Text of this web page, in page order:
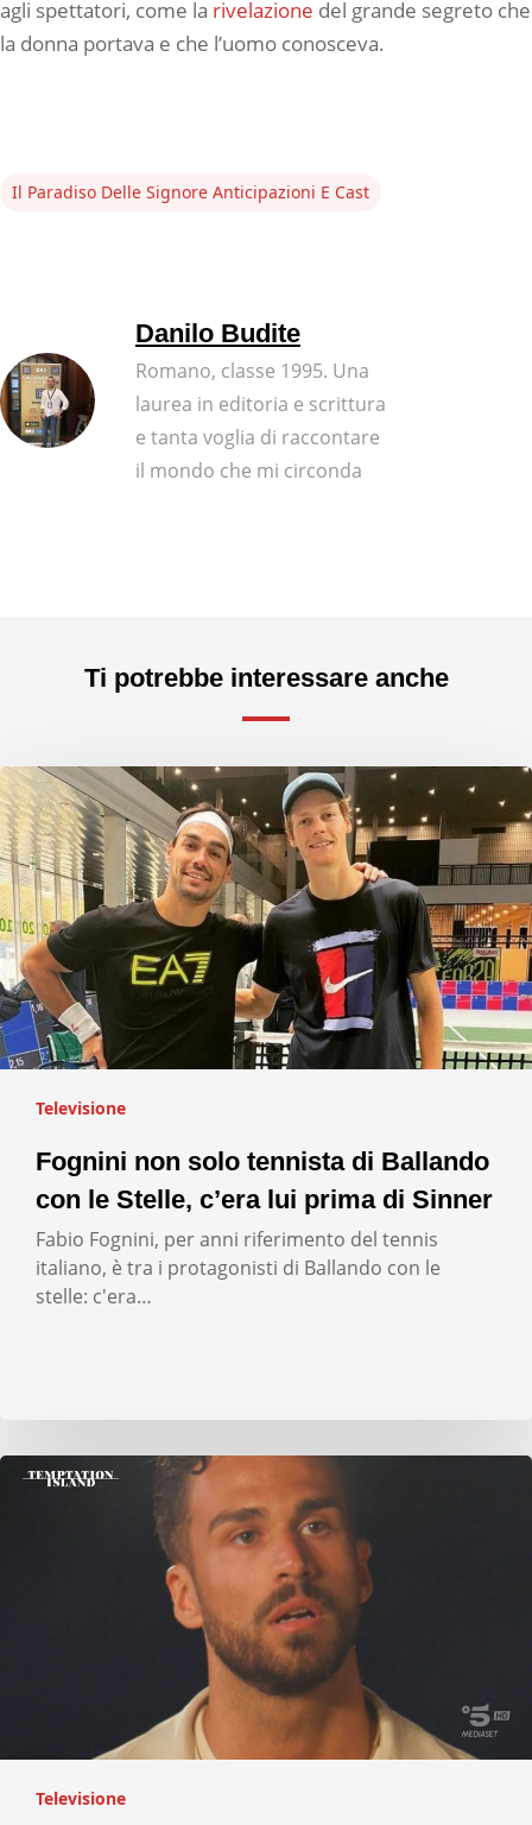
agli spettatori, come la rivelazione del grande segreto che
la donna portava e che l’uomo conosceva.
Il Paradiso Delle Signore Anticipazioni E Cast
Danilo Budite
Romano, classe 1995. Una
laurea in editoria e scrittura
e tanta voglia di raccontare
il mondo che mi circonda
Ti potrebbe interessare anche
Televisione
Fognini non solo tennista di Ballando
con le Stelle, c’era lui prima di Sinner
Fabio Fognini, per anni riferimento del tennis
italiano, è tra i protagonisti di Ballando con le
stelle: c'era…
Televisione